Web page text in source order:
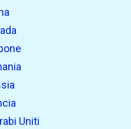
Uniti